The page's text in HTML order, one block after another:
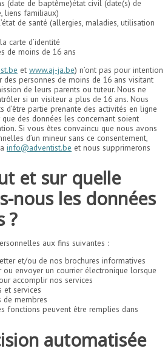
(date de baptême)état civil (date(s) de
liens familiaux)
de santé (allergies, maladies, utilisation
carte d’identité
de moins de 16 ans
et www.aj-ja.be) n’ont pas pour intention
des personnes de moins de 16 ans visitant
de leurs parents ou tuteur. Nous ne
si un visiteur a plus de 16 ans. Nous
d’être partie prenante des activités en ligne
des données les concernant soient
Si vous êtes convaincu que nous avons
d’un mineur sans ce consentement,
info@adventist.be et nous supprimerons
et sur quelle
nous les données
?
aux fins suivantes :
et/ou de nos brochures informatives
envoyer un courrier électronique lorsque
accomplir nos services
et services
de membres
fonctions peuvent être remplies dans
automatisée